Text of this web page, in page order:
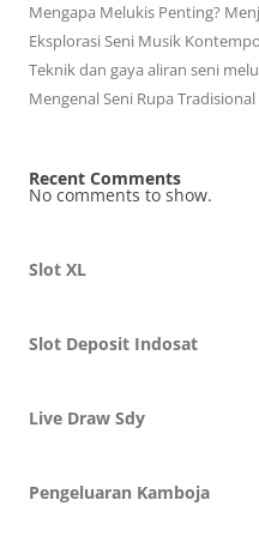
Mengapa Melukis Penting?
Eksplorasi Seni Musik
Teknik dan gaya aliran seni
Mengenal Seni Rupa
Recent Comments
No comments to show.
Slot XL
Slot Deposit Indosat
Live Draw Sdy
Pengeluaran Kamboja